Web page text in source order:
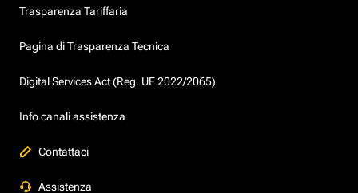
Trasparenza Tariffaria
Pagina di Trasparenza Tecnica
Digital Services Act (Reg. UE 2022/2065)
Info canali assistenza
Contattaci
Assistenza